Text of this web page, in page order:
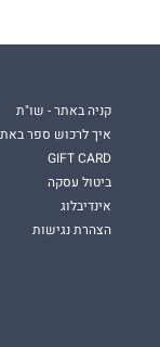
קניה באתר - שו"ת
איך לרכוש ספר
GIFT CARD
ביטול עסקה
אינדיבלוג
הצהרת נגישות